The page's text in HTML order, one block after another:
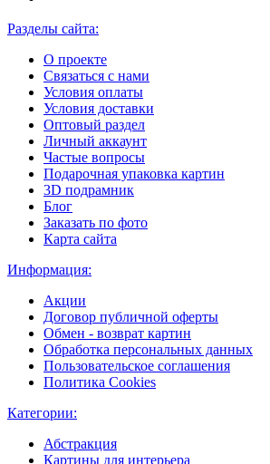
Разделы сайта:
О проекте
Связаться с нами
Условия оплаты
Условия доставки
Оптовый раздел
Личный аккаунт
Частые вопросы
Подарочная упаковка картин
3D подрамник
Блог
Заказать по фото
Карта сайта
Информация:
Акции
Договор публичной оферты
Обмен - возврат картин
Обработка персональных данных
Пользовательское соглашения
Политика Cookies
Категории:
Абстракция
Картины для интерьера